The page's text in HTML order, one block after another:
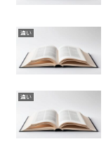
違い
違い